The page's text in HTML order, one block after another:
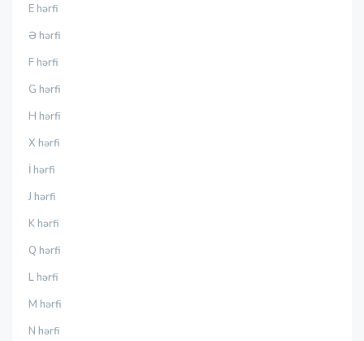
E hərfi
Ə hərfi
F hərfi
G hərfi
H hərfi
X hərfi
İ hərfi
J hərfi
K hərfi
Q hərfi
L hərfi
M hərfi
N hərfi